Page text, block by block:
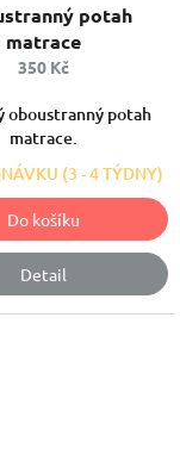
potah
matrace
350 Kč
oboustranný potah
matrace.
(3 - 4 TÝDNY)
Do košíku
Detail